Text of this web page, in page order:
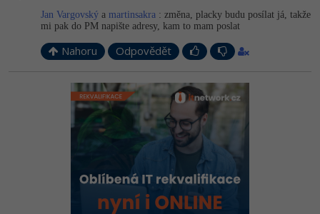
Jan Vargovský a martinsakra : změna, placky budu posílat já, takže
mi pak do PM napište adresy, kam to mam poslat
Nahoru Odpovědět